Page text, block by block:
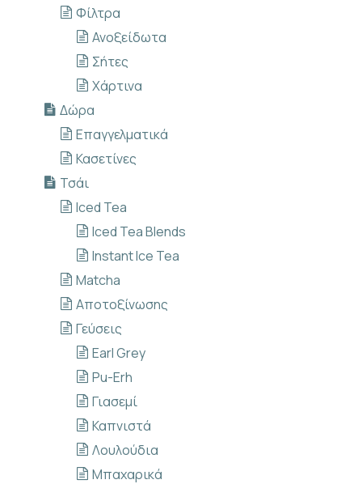
Φίλτρα
Ανοξείδωτα
Σήτες
Χάρτινα
Δώρα
Επαγγελματικά
Κασετίνες
Τσάι
Iced Tea
Iced Tea Blends
Instant Ice Tea
Matcha
Αποτοξίνωσης
Γεύσεις
Earl Grey
Pu-Erh
Γιασεμί
Καπνιστά
Λουλούδια
Μπαχαρικά